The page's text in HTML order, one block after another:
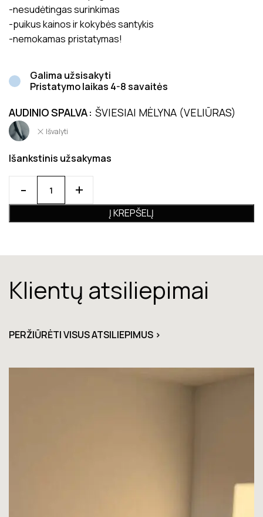
-nesudėtingas surinkimas
-puikus kainos ir kokybės santykis
-nemokamas pristatymas!
Galima užsisakyti
Pristatymo laikas 4-8 savaitės
AUDINIO SPALVA ŠVIESIAI MĖLYNA (VELIŪRAS)
Išvalyti
Išankstinis užsakymas
Į KREPŠELĮ
Klientų atsiliepimai
PERŽIŪRĖTI VISUS ATSILIEPIMUS >